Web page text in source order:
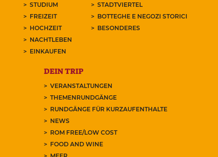
STUDIUM
FREIZEIT
HOCHZEIT
NACHTLEBEN
EINKAUFEN
STADTVIERTEL
BOTTEGHE E NEGOZI STORICI
BESONDERES
DEIN TRIP
VERANSTALTUNGEN
THEMENRUNDGÄNGE
RUNDGÄNGE FÜR KURZAUFENTHALTE
NEWS
ROM FREE/LOW COST
FOOD AND WINE